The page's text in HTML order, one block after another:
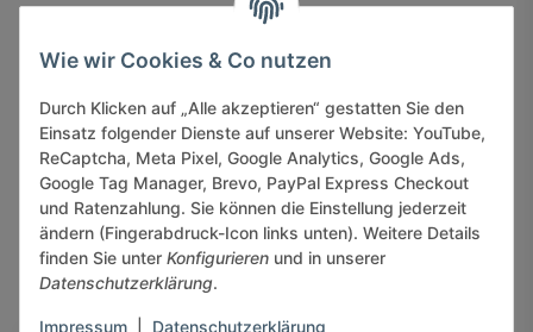
INFORMATIONEN
GESETZLICHE INFORMATIONEN
Sicher bezahlen via:
Wie wir Cookies & Co nutzen
Durch Klicken auf „Alle akzeptieren“ gestatten Sie den
Einsatz folgender Dienste auf unserer Website: YouTube,
ReCaptcha, Meta Pixel, Google Analytics, Google Ads,
Google Tag Manager, Brevo, PayPal Express Checkout
und Ratenzahlung. Sie können die Einstellung jederzeit
ändern (Fingerabdruck-Icon links unten). Weitere Details
finden Sie unter Konfigurieren und in unserer
Datenschutzerklärung.
Impressum Datenschutzerklärung